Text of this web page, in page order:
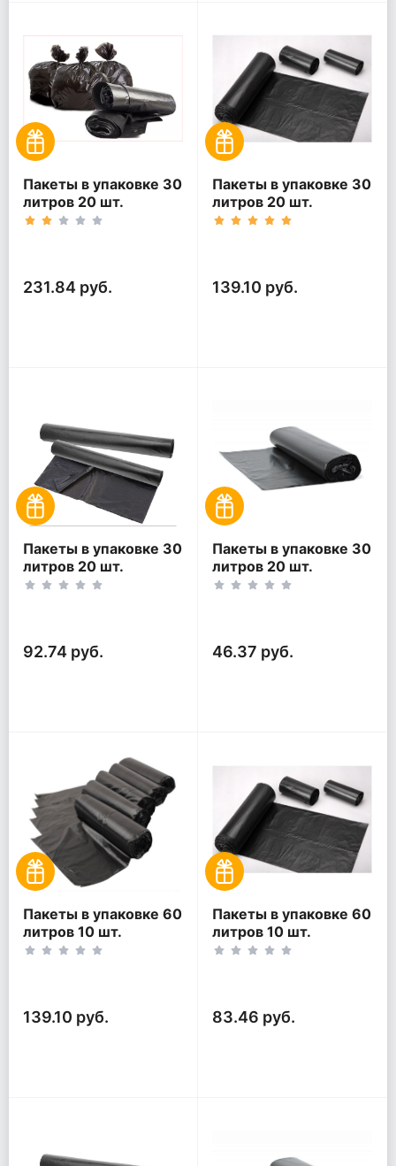
Пакеты в упаковке 30
литров 20 шт.
(20шт*5рул)
231.84 руб.
Пакеты в упаковке 30
литров 20 шт.
(20шт*3рул)
139.10 руб.
Пакеты в упаковке 30
литров 20 шт.
(20шт*2рул)
92.74 руб.
Пакеты в упаковке 30
литров 20 шт.
(20шт*1рул)
46.37 руб.
Пакеты в упаковке 60
литров 10 шт.
(10шт*5рул)
139.10 руб.
Пакеты в упаковке 60
литров 10 шт.
(10шт*3рул)
83.46 руб.